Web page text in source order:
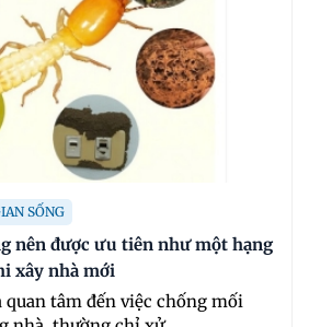
SỐNG
nên được ưu tiên như một hạng
xây nhà mới
quan tâm đến việc chống mối